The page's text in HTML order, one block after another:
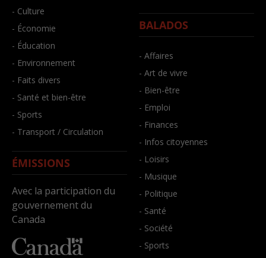
- Culture
- Économie
- Éducation
- Environnement
- Faits divers
- Santé et bien-être
- Sports
- Transport / Circulation
ÉMISSIONS
Avec la participation du
gouvernement du
Canada
BALADOS
- Affaires
- Art de vivre
- Bien-être
- Emploi
- Finances
- Infos citoyennes
- Loisirs
- Musique
- Politique
- Santé
- Société
- Sports